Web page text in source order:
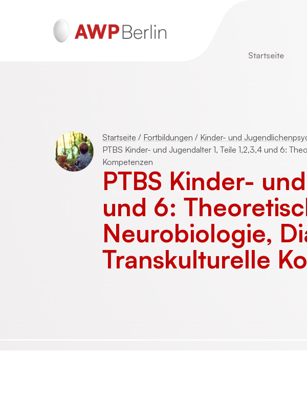
Startseite
(DeGPT)
Mentalisierungsbasierte Psychotherapie
Schematherapie
Emotionsfokussierte Therapie
Startseite / Fortbildungen / Kinder- und
PTBS Kinder- und Jugendalter 1, Teile 1,2,3,4 und 6:
Kompetenzen
PTBS Kinder-
und 6:
Neurobiologie,
Transkulturelle